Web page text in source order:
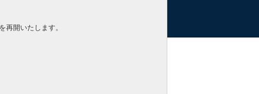
開いたします。